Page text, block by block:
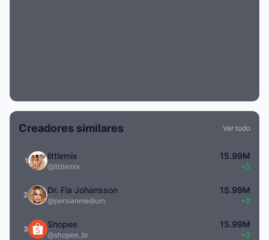
Creadores similares Ver todo
1 littlemix
@littlemix
15.99M
+0
2 Dr. Fia Johansson
@persianmedium
15.99M
+0
3 Shopee
@shopee_br
15.99M
+0